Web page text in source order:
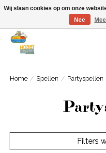
Welkom bij Cadeauhuis Wageningen
Home / Spellen / Partyspellen
Filters
Wij slaan cookies op om onze
Nee